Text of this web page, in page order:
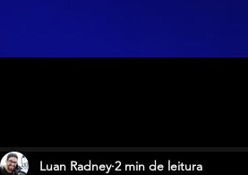
Luan Radney 2 min de leitura